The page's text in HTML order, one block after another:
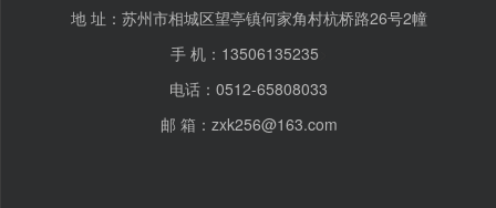
地 址：苏州市相城区望亭镇何家角村杭桥路26号2幢
手 机：13506135235
电话：0512-65808033
邮 箱：zxk256@163.com